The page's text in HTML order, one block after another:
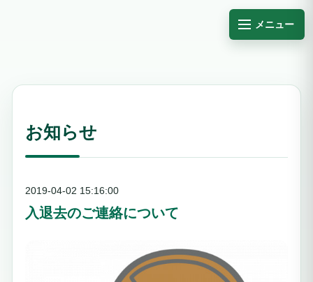
メニュー
お知らせ
2019-04-02 15:16:00
入退去のご連絡について